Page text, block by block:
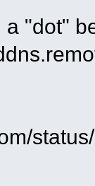
a "dot"
status/